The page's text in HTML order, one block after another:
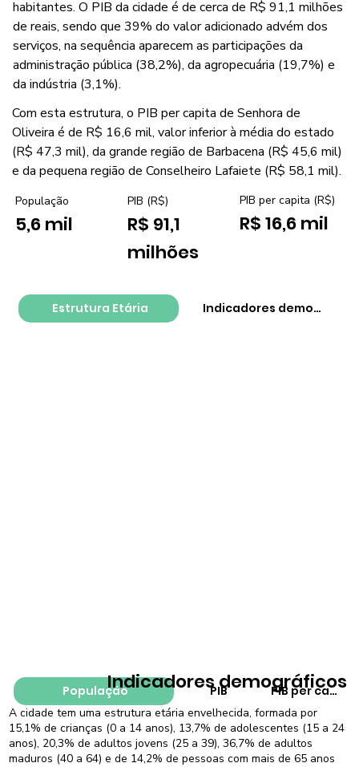
População PIB PIB per capita
Estrutura Etária Indicadores
habitantes. O PIB da cidade é de cerca de R$ 91,1 milhões
de reais, sendo que 39% do valor adicionado advém dos
serviços, na sequência aparecem as participações da
administração pública (38,2%), da agropecuária (19,7%) e
da indústria (3,1%).
Com esta estrutura, o PIB per capita de Senhora de
Oliveira é de R$ 16,6 mil, valor inferior à média do estado
(R$ 47,3 mil), da grande região de Barbacena (R$ 45,6 mil)
e da pequena região de Conselheiro Lafaiete (R$ 58,1 mil).
População
5,6 mil
PIB (R$)
R$ 91,1
milhões
PIB per capita (R$)
R$ 16,6 mil
Indicadores demográficos
A cidade tem uma estrutura etária envelhecida, formada por
15,1% de crianças (0 a 14 anos), 13,7% de adolescentes (15 a 24
anos), 20,3% de adultos jovens (25 a 39), 36,7% de adultos
maduros (40 a 64) e de 14,2% de pessoas com mais de 65 anos